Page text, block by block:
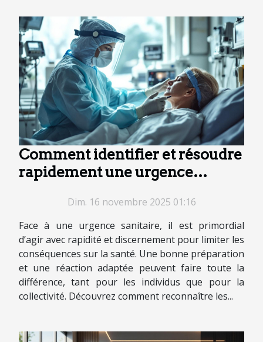
Comment identifier et résoudre
rapidement une urgence
Dim. 16 novembre 2025 01:16
Face à une urgence sanitaire, il est primordial
d’agir avec rapidité et discernement pour limiter les
conséquences sur la santé. Une bonne préparation
et une réaction adaptée peuvent faire toute la
différence, tant pour les individus que pour la
collectivité. Découvrez comment reconnaître les...